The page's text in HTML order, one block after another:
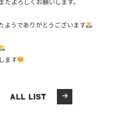
ようでありがとうございます
ます
ALL LIST